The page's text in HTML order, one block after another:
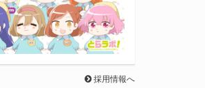
採用情報へ